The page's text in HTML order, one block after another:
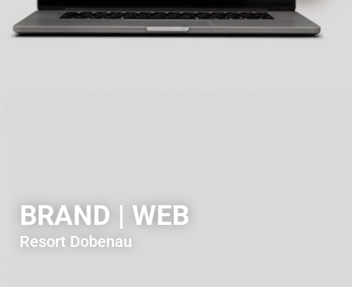
Resort Dobenau
BRAND | WEB